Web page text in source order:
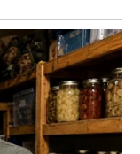
s najboljim